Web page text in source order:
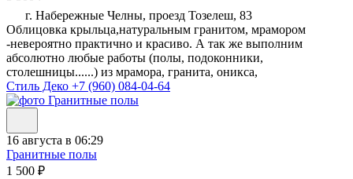
г. Набережные Челны, проезд Тозелеш, 83
Облицовка крыльца,натуральным гранитом, мрамором
-невероятно практично и красиво. А так же выполним
абсолютно любые работы (полы, подоконники,
столешницы......) из мрамора, гранита, оникса,
Стиль Деко +7 (960) 084-04-64
16 августа в 06:29
Гранитные полы
1 500 ₽